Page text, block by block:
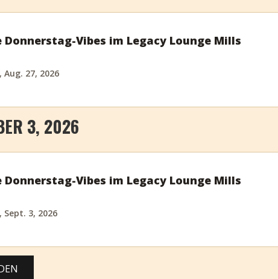
Donnerstag-Vibes im Legacy Lounge Mills
27, 2026
3, 2026
Donnerstag-Vibes im Legacy Lounge Mills
3, 2026